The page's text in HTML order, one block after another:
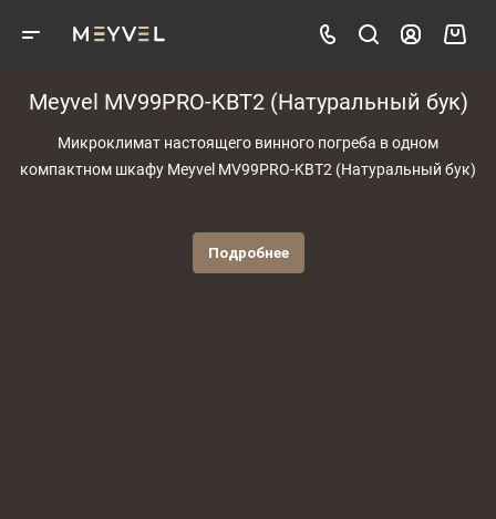
Meyvel MV99PRO-KBT2 (Натуральный бук)
Микроклимат настоящего винного погреба в одном
компактном шкафу Meyvel MV99PRO-KBT2 (Натуральный бук)
Подробнее